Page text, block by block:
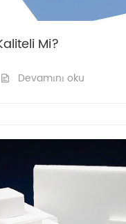
Mi?
Devamını oku